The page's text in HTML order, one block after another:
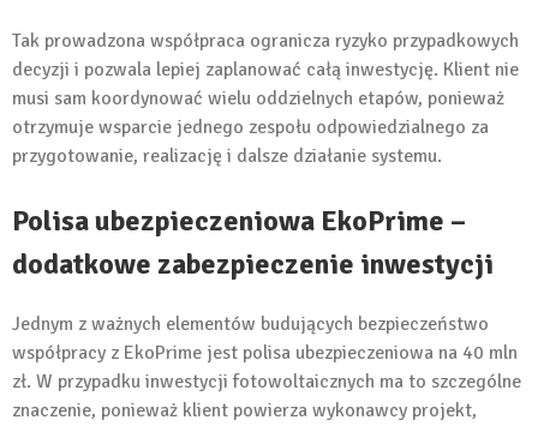
Tak prowadzona współpraca ogranicza ryzyko przypadkowych
decyzji i pozwala lepiej zaplanować całą inwestycję. Klient nie
musi sam koordynować wielu oddzielnych etapów, ponieważ
otrzymuje wsparcie jednego zespołu odpowiedzialnego za
przygotowanie, realizację i dalsze działanie systemu.
Polisa ubezpieczeniowa EkoPrime –
dodatkowe zabezpieczenie inwestycji
Jednym z ważnych elementów budujących bezpieczeństwo
współpracy z EkoPrime jest polisa ubezpieczeniowa na 40 mln
zł. W przypadku inwestycji fotowoltaicznych ma to szczególne
znaczenie, ponieważ klient powierza wykonawcy projekt,